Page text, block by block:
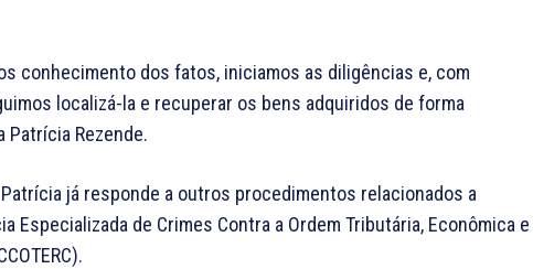
conhecimento dos fatos, iniciamos as diligências e, com
localizá-la e recuperar os bens adquiridos de forma
Patrícia Rezende.
já responde a outros procedimentos relacionados a
Especializada de Crimes Contra a Ordem Tributária, Econômica e